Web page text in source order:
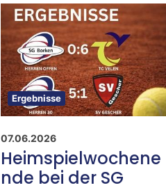
Ergebnisse
07.06.2026
Heimspielwochene
nde bei der SG